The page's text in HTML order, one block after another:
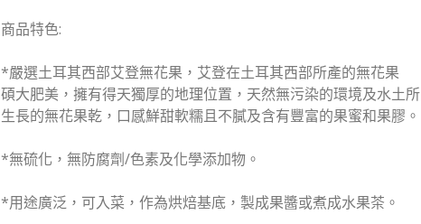
商品特色:
*嚴選土耳其西部艾登無花果，艾登在土耳其西部所產的無花果
碩大肥美，擁有得天獨厚的地理位置，天然無污染的環境及水土所
生長的無花果乾，口感鮮甜軟糯且不膩及含有豐富的果蜜和果膠。
*無硫化，無防腐劑/色素及化學添加物。
*用途廣泛，可入菜，作為烘焙基底，製成果醬或煮成水果茶。